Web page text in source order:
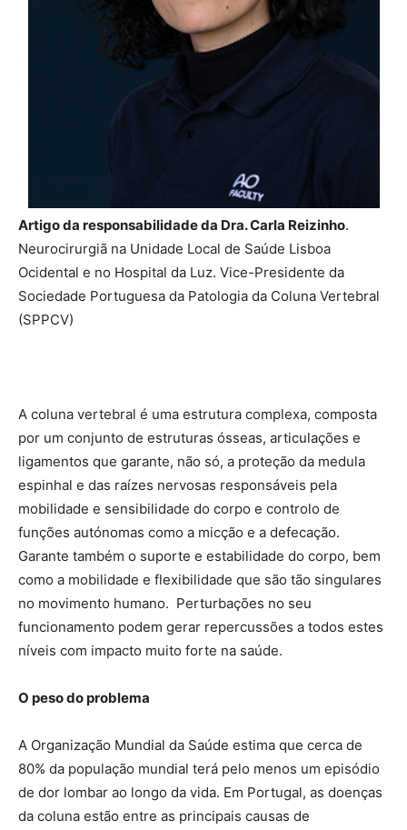
Artigo da responsabilidade da Dra. Carla Reizinho.
Neurocirurgiã na Unidade Local de Saúde Lisboa
Ocidental e no Hospital da Luz. Vice-Presidente da
Sociedade Portuguesa da Patologia da Coluna Vertebral
(SPPCV)
A coluna vertebral é uma estrutura complexa, composta
por um conjunto de estruturas ósseas, articulações e
ligamentos que garante, não só, a proteção da medula
espinhal e das raízes nervosas responsáveis pela
mobilidade e sensibilidade do corpo e controlo de
funções autónomas como a micção e a defecação.
Garante também o suporte e estabilidade do corpo, bem
como a mobilidade e flexibilidade que são tão singulares
no movimento humano. Perturbações no seu
funcionamento podem gerar repercussões a todos estes
níveis com impacto muito forte na saúde.
O peso do problema
A Organização Mundial da Saúde estima que cerca de
80% da população mundial terá pelo menos um episódio
de dor lombar ao longo da vida. Em Portugal, as doenças
da coluna estão entre as principais causas de